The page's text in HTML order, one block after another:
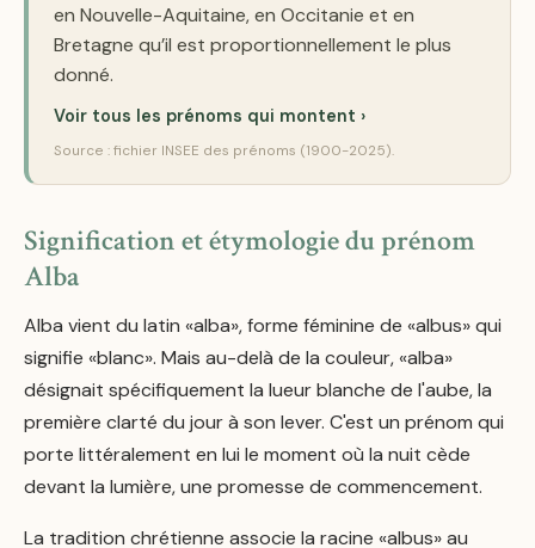
en Nouvelle-Aquitaine, en Occitanie et en
Bretagne qu’il est proportionnellement le plus
donné.
Voir tous les prénoms qui montent ›
Source : fichier INSEE des prénoms (1900-2025).
Signification et étymologie du prénom
Alba
Alba vient du latin «alba», forme féminine de «albus» qui
signifie «blanc». Mais au-delà de la couleur, «alba»
désignait spécifiquement la lueur blanche de l'aube, la
première clarté du jour à son lever. C'est un prénom qui
porte littéralement en lui le moment où la nuit cède
devant la lumière, une promesse de commencement.
La tradition chrétienne associe la racine «albus» au